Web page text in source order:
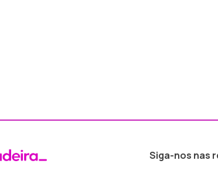
Siga-nos nas